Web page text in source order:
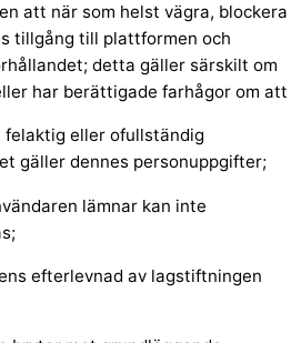
att när som helst vägra, blockera
tillgång till plattformen och
detta gäller särskilt om
har berättigade farhågor om att
felaktig eller ofullständig
gäller dennes personuppgifter;
lämnar kan inte
efterlevnad av lagstiftningen